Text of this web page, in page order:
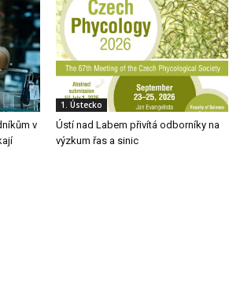
v
1. Ústecko
Ústí nad Labem přivítá odborníky na
výzkum řas a sinic